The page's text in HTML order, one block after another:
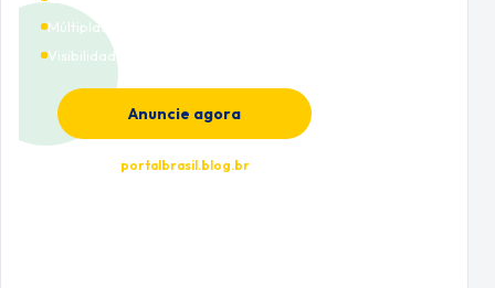
Múltiplas categorias
Visibilidade premium
Anuncie agora
portalbrasil.blog.br